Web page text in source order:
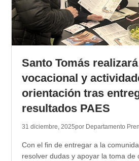
Santo Tomás
vocacional y
orientación tras
resultados PAES
31 diciembre, 2025por Departamento
Con el fin de entregar a la
resolver dudas y apoyar la toma de